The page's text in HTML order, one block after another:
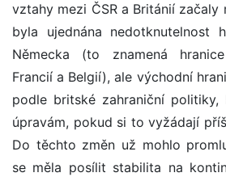
vztahy mezi ČSR a Británií začaly
byla ujednána nedotknutelnost
Německa (to znamená
Francií a Belgií), ale východní
podle britské zahraniční politiky,
úpravám, pokud si to vyžádají
Do těchto změn už mohlo
se měla posílit stabilita na